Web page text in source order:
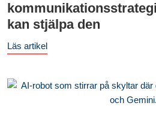
kan stjälpa den
Läs artikel